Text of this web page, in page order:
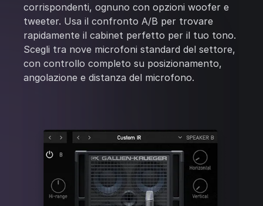
corrispondenti, ognuno con opzioni woofer e
tweeter. Usa il confronto A/B per trovare
rapidamente il cabinet perfetto per il tuo tono.
Scegli tra nove microfoni standard del settore,
con controllo completo su posizionamento,
angolazione e distanza del microfono.